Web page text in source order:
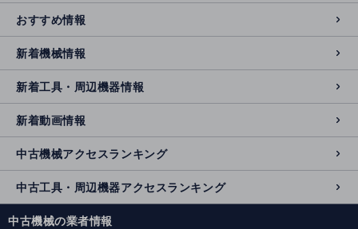
おすすめ情報
新着機械情報
新着工具・周辺機器情報
新着動画情報
中古機械アクセスランキング
中古工具・周辺機器アクセスランキング
中古機械の業者情報